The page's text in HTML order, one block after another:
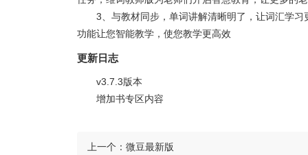
3、与教材同步，单词讲解清晰明了，让词汇学
功能让您智能教学，使您教学更高效
更新日志
v3.7.3版本
增加书专区内容
上一个： 微豆最新版